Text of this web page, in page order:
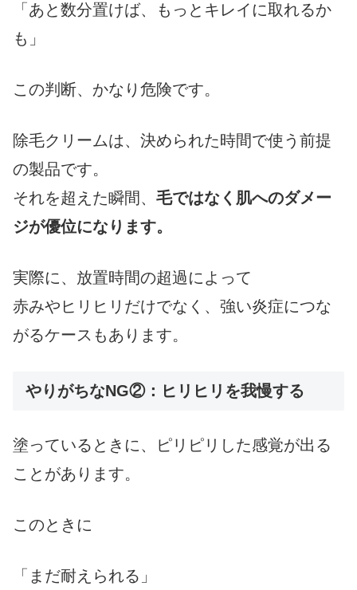
「あと数分置けば、もっとキレイに取れるか
も」
この判断、かなり危険です。
除毛クリームは、決められた時間で使う前提
の製品です。
それを超えた瞬間、 毛ではなく肌へのダメー
ジが優位になります。
実際に、放置時間の超過によって
赤みやヒリヒリだけでなく、強い炎症につな
がるケースもあります。
やりがちなNG②：ヒリヒリを我慢する
塗っているときに、ピリピリした感覚が出る
ことがあります。
このときに
「まだ耐えられる」